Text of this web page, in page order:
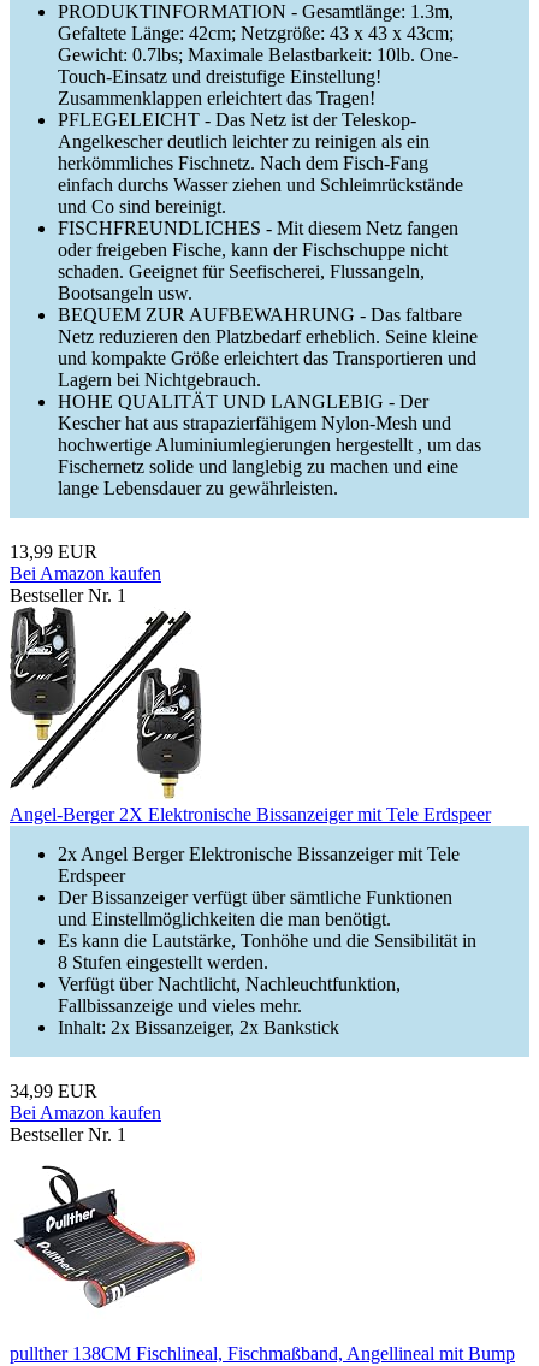
PRODUKTINFORMATION - Gesamtlänge: 1.3m,
Gefaltete Länge: 42cm; Netzgröße: 43 x 43 x 43cm;
Gewicht: 0.7lbs; Maximale Belastbarkeit: 10lb. One-
Touch-Einsatz und dreistufige Einstellung!
Zusammenklappen erleichtert das Tragen!
PFLEGELEICHT - Das Netz ist der Teleskop-
Angelkescher deutlich leichter zu reinigen als ein
herkömmliches Fischnetz. Nach dem Fisch-Fang
einfach durchs Wasser ziehen und Schleimrückstände
und Co sind bereinigt.
FISCHFREUNDLICHES - Mit diesem Netz fangen
oder freigeben Fische, kann der Fischschuppe nicht
schaden. Geeignet für Seefischerei, Flussangeln,
Bootsangeln usw.
BEQUEM ZUR AUFBEWAHRUNG - Das faltbare
Netz reduzieren den Platzbedarf erheblich. Seine kleine
und kompakte Größe erleichtert das Transportieren und
Lagern bei Nichtgebrauch.
HOHE QUALITÄT UND LANGLEBIG - Der
Kescher hat aus strapazierfähigem Nylon-Mesh und
hochwertige Aluminiumlegierungen hergestellt , um das
Fischernetz solide und langlebig zu machen und eine
lange Lebensdauer zu gewährleisten.
13,99 EUR
Bei Amazon kaufen
Bestseller Nr. 1
Angel-Berger 2X Elektronische Bissanzeiger mit Tele Erdspeer
2x Angel Berger Elektronische Bissanzeiger mit Tele
Erdspeer
Der Bissanzeiger verfügt über sämtliche Funktionen
und Einstellmöglichkeiten die man benötigt.
Es kann die Lautstärke, Tonhöhe und die Sensibilität in
8 Stufen eingestellt werden.
Verfügt über Nachtlicht, Nachleuchtfunktion,
Fallbissanzeige und vieles mehr.
Inhalt: 2x Bissanzeiger, 2x Bankstick
34,99 EUR
Bei Amazon kaufen
Bestseller Nr. 1
pullther 138CM Fischlineal, Fischmaßband, Angellineal mit Bump